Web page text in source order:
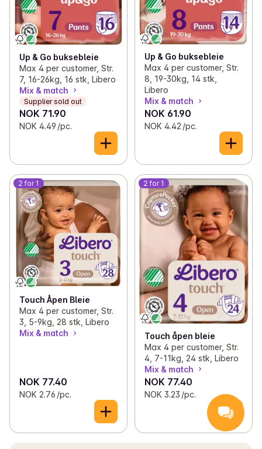
Up & Go buksebleie
Max 4 per customer, Str.
7, 16-26kg, 16 stk, Libero
Mix & match
Supplier sold out
NOK 71.90
NOK 4.49 /pc.
Up & Go buksebleie
Max 4 per customer, Str.
8, 19-30kg, 14 stk,
Libero
Mix & match
NOK 61.90
NOK 4.42 /pc.
2 for 1
Touch Åpen Bleie
Max 4 per customer, Str.
3, 5-9kg, 28 stk, Libero
Mix & match
NOK 77.40
NOK 2.76 /pc.
2 for 1
Touch åpen bleie
Max 4 per customer, Str.
4, 7-11kg, 24 stk, Libero
Mix & match
NOK 77.40
NOK 3.23 /pc.